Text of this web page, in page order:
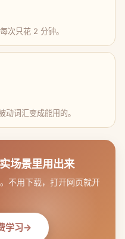
次只花 2 分钟。
词汇变成能用的。
场景里用出来
不用下载，打开网页就开
学习